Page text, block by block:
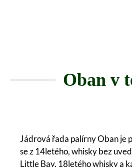
Oban v
Jádrová řada palírny Oban je
se z 14letého, whisky bez
Little Bay, 18letého whisky a